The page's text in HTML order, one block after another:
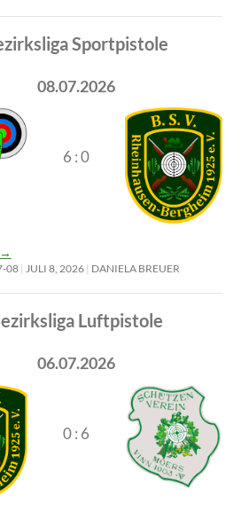
Sportpistole
08.07.2026
6 : 0
→
08 JULI 8, 2026 DANIELA BREUER
Luftpistole
06.07.2026
0 : 6